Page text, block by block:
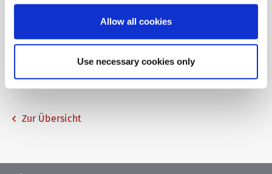
Allow all cookies
Use necessary cookies only
Das Lehrerhandbuch bietet umfassende Unterstützung
Anleitungen zu den Lektionen des Lehrwerks. Zusätzlich
gibt es praxisnahe Tipps für Differenzierung und
Zur Übersicht